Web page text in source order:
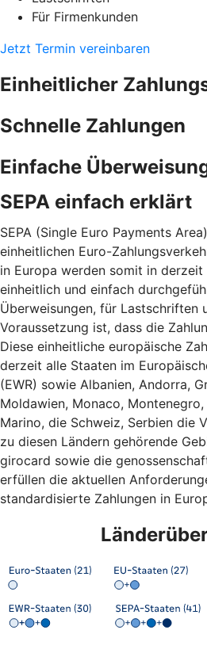
Für Firmenkunden
Jetzt Termin vereinbaren
Einheitlicher
Schnelle Zahlungen
Einfache
SEPA einfach erklärt
SEPA (Single Euro Payments
einheitlichen Euro-
in Europa werden somit in
einheitlich und einfach
Überweisungen, für Lastschriften
Voraussetzung ist, dass die
Diese einheitliche europäische
derzeit alle Staaten im
(EWR) sowie Albanien, Andorra,
Moldawien, Monaco,
Marino, die Schweiz, Serbien die
zu diesen Ländern gehörende
girocard sowie die
erfüllen die aktuellen
standardisierte Zahlungen in